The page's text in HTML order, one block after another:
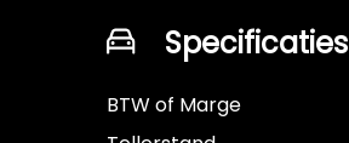
Specificaties
BTW of Marge